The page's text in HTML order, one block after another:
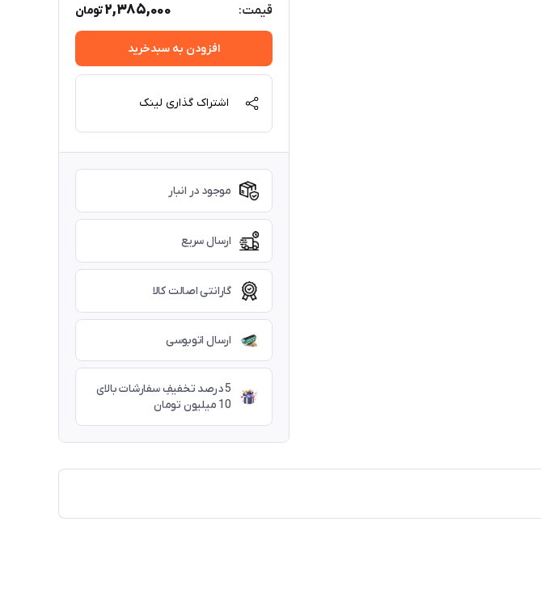
قیمت: 2,385,000تومان
افزودن به سبدخرید
اشتراک گذاری لینک
موجود در انبار
ارسال سریع
گارانتی اصالت کالا
ارسال اتوبوسی
5 درصد تخفیفِ سفارشات بالای
10 میلیون تومان